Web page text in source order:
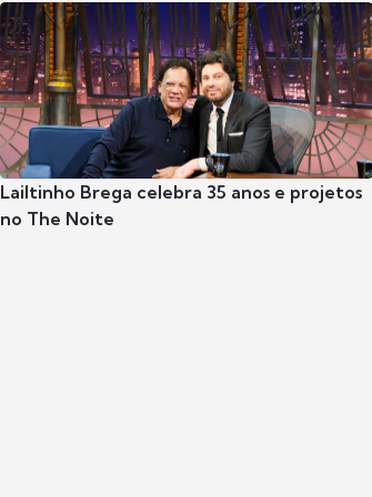
Lailtinho Brega celebra 35 anos e projetos
no The Noite